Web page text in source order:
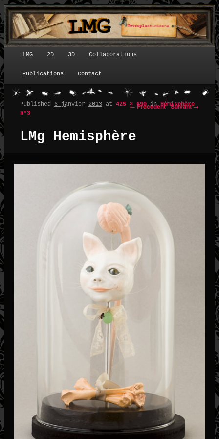
Menu principal
LMG 2D 3D Collaborations
Publications Contact
← Précédent Suivant →
LMg Hemisphère
Published 6 janvier 2013at 425 × 690inHémisphère
n°3